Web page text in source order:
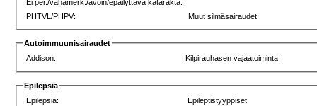
Ei per./vähämerk./avoin/epäilyttävä katarakta:
PHTVL/PHPV: Muut silmäsairaudet:
Autoimmuunisairaudet
Addison:
Kilpirauhasen vajaatoiminta:
Epilepsia
Epilepsia:
Epileptistyyppiset: